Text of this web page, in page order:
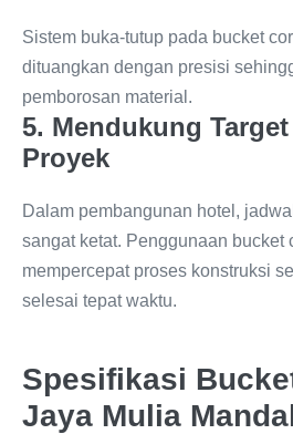
Sistem buka-tutup pada bucket
dituangkan dengan presisi
pemborosan material.
5. Mendukung
Proyek
Dalam pembangunan hotel,
sangat ketat. Penggunaan bucket
mempercepat proses konstruksi
selesai tepat waktu.
Spesifikasi
Jaya Mulia